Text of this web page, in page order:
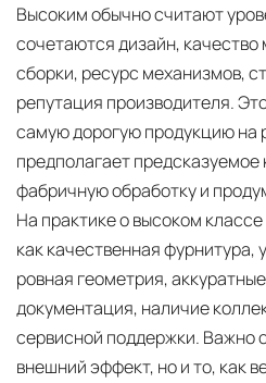
Высоким обычно считают
сочетаются дизайн, качество
сборки, ресурс механизмов,
репутация производителя.
самую дорогую продукцию на
предполагает предсказуемое
фабричную обработку и
На практике о высоком
как качественная фурнитура,
ровная геометрия,
документация, наличие
сервисной поддержки. Важно
внешний эффект, но и то, как